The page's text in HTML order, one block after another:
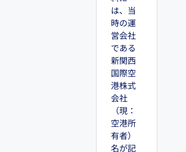
は、当
時の運
営会社
である
新関西
国際空
港株式
会社
（現：
空港所
有者）
名が記